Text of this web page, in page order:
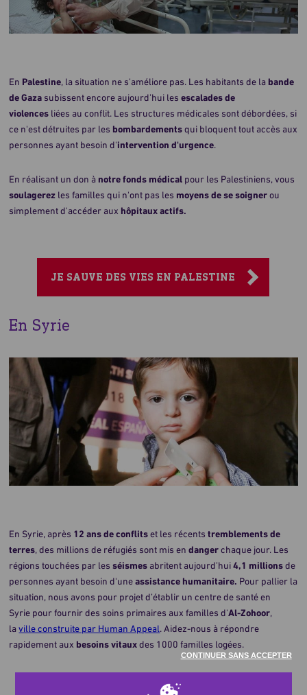
CONTINUER SANS ACCEPTER
En Palestine, la situation ne s’améliore pas. Les habitants de la bande
de Gaza subissent encore aujourd’hui lesescalades de
violences liées au conflit. Les structures médicales sont débordées, si
ce n'est détruites par les bombardementsqui bloquent tout accès aux
personnes ayant besoin d'intervention d'urgence.
En réalisant un don à notre fonds médical pour les Palestiniens, vous
soulagerez les familles qui n'ont pas les moyens de se soignerou
simplement d'accéder aux hôpitaux actifs.
JE SAUVE DES VIES EN PALESTINE
En Syrie
En Syrie, après 12 ans de conflitset les récentstremblements de
terres, des millions de réfugiés sont mis endangerchaque jour. Les
régions touchées par lesséismes abritent aujourd’hui4,1 millionsde
personnes ayant besoin d'uneassistance humanitaire. Pour pallier la
situation, nous avons pour projet d’établir un centre de santé en
Syrie pour fournir des soins primaires aux familles d'Al-Zohoor,
laville construite par Human Appeal. Aidez-nous à répondre
rapidement aux besoins vitauxdes 1000 familles logées.